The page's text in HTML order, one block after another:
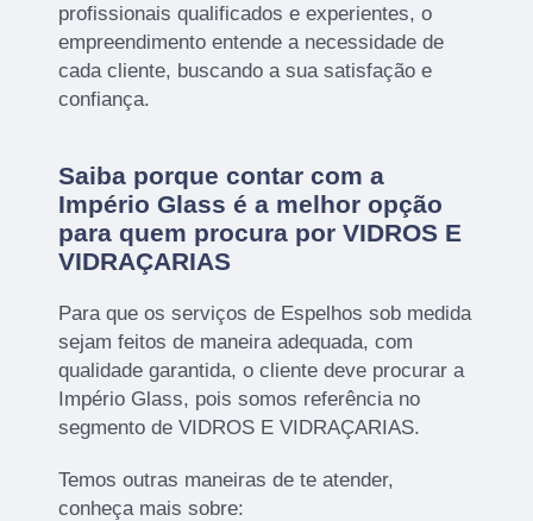
profissionais qualificados e experientes, o
empreendimento entende a necessidade de
cada cliente, buscando a sua satisfação e
confiança.
Saiba porque contar com a
Império Glass é a melhor opção
para quem procura por VIDROS E
VIDRAÇARIAS
Para que os serviços de Espelhos sob medida
sejam feitos de maneira adequada, com
qualidade garantida, o cliente deve procurar a
Império Glass, pois somos referência no
segmento de VIDROS E VIDRAÇARIAS.
Temos outras maneiras de te atender,
conheça mais sobre: